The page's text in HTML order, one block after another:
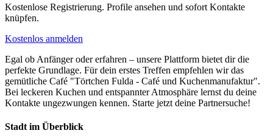
Kostenlose Registrierung. Profile ansehen und sofort Kontakte
knüpfen.
Kostenlos anmelden
Egal ob Anfänger oder erfahren – unsere Plattform bietet dir die
perfekte Grundlage. Für dein erstes Treffen empfehlen wir das
gemütliche Café "Törtchen Fulda - Café und Kuchenmanufaktur".
Bei leckeren Kuchen und entspannter Atmosphäre lernst du deine
Kontakte ungezwungen kennen. Starte jetzt deine Partnersuche!
Stadt im Überblick